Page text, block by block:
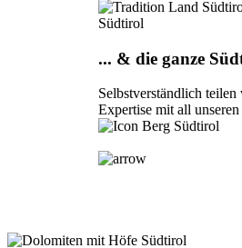
... & die ganze
Selbstverständlich
Expertise mit all